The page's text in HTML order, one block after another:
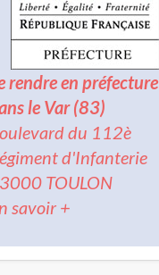
rendre en préfecture
le Var (83)
du 112è
d'Infanterie
TOULON
savoir +